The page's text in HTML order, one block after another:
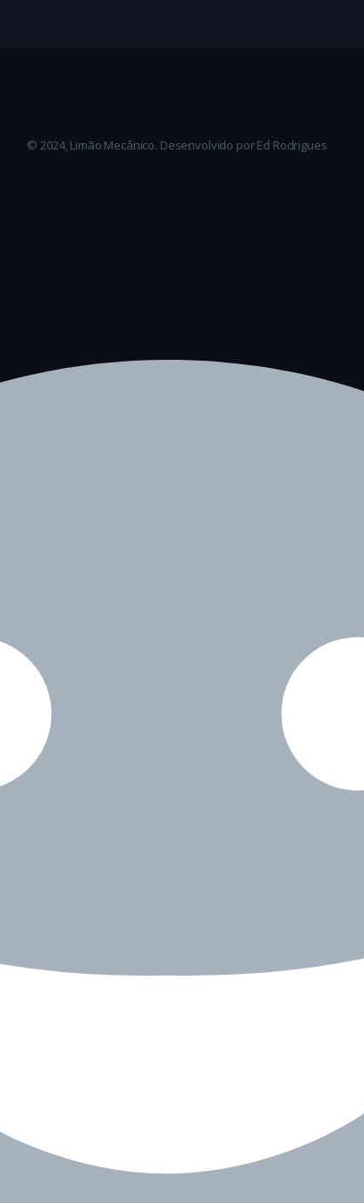
© 2024, Limão Mecânico. Desenvolvido por Ed Rodrigues